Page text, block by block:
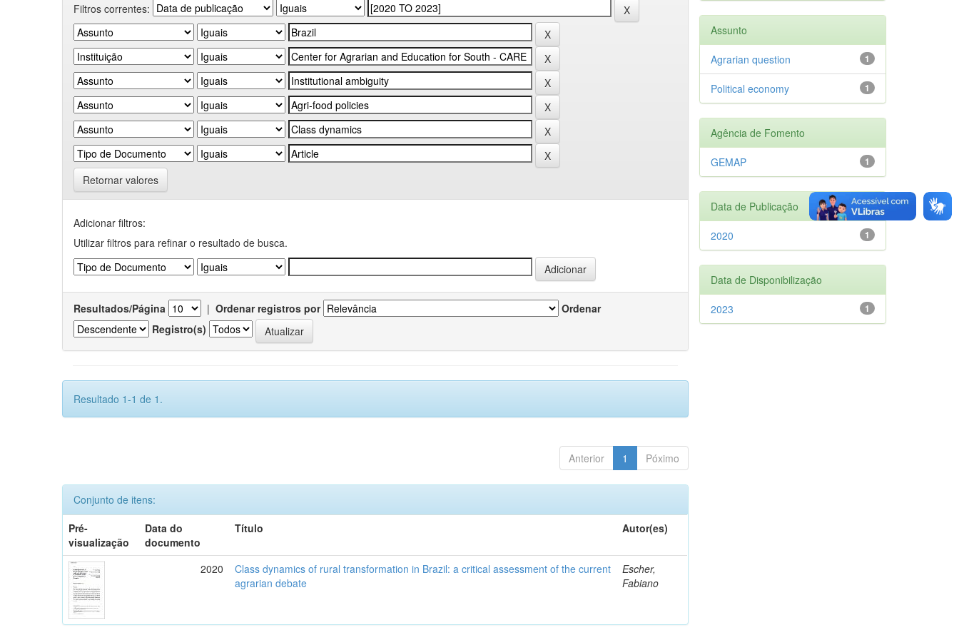
Filtros correntes:
Retornar valores
Adicionar filtros:
Utilizar filtros para refinar o resultado de busca.
Resultados/Página | Ordenar registros por
Ordenar
Registro(s)
Resultado 1-1 de 1.
Anterior 1 Póximo
Conjunto de itens:
Pré-
visualização
Data do
documento
Título Autor(es)
2020
Class dynamics of rural transformation in Brazil: a critical assessment of the current
agrarian debate
Escher,
Fabiano
Assunto
1
Agrarian question
1
Political economy
Agência de Fomento
1
GEMAP
Data de Publicação
1
2020
Data de Disponibilização
1
2023